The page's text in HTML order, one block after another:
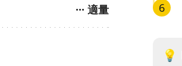
··· 適量 6
💡